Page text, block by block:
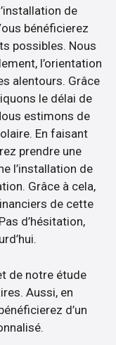
de
bénéficierez
possibles. Nous
l’orientation
alentours. Grâce
le délai de
estimons de
En faisant
prendre une
l’installation de
Grâce à cela,
de cette
d’hésitation,
de notre étude
Aussi, en
d’un